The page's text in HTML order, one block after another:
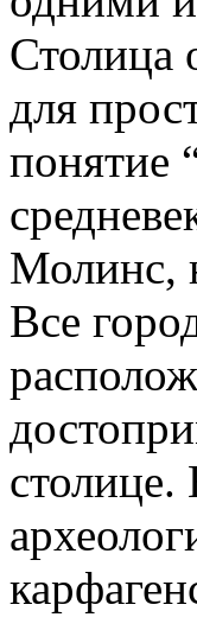
Столица
для
понятие
Молинс,
Все